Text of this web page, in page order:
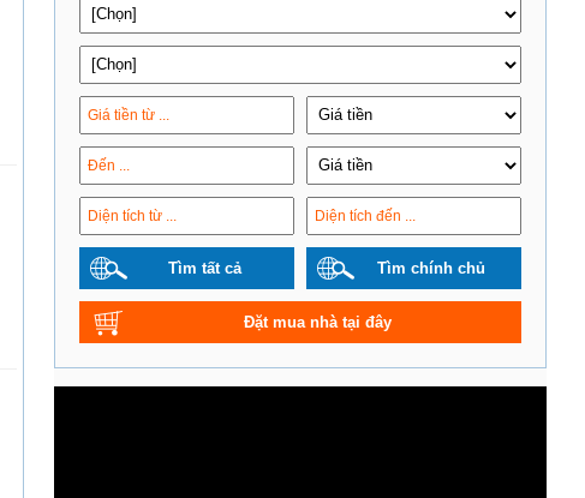
Tìm tất cả Tìm chính chủ
Đặt mua nhà tại đây